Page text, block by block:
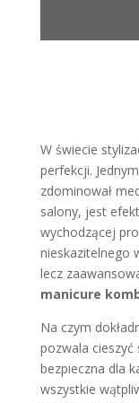
W świecie
perfekcji.
zdominował
salony, jest
wychodzącej
nieskazitelnego
lecz
manicure
Na czym
pozwala cieszyć
bezpieczna dla
wszystkie